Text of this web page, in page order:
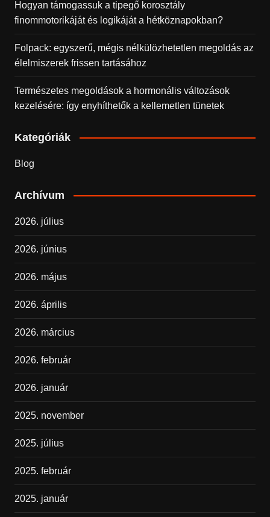
Hogyan támogassuk a tipegő korosztály
finommotorikáját és logikáját a hétköznapokban?
Folpack: egyszerű, mégis nélkülözhetetlen megoldás az
élelmiszerek frissen tartásához
Természetes megoldások a hormonális változások
kezelésére: így enyhíthetők a kellemetlen tünetek
Kategóriák
Blog
Archívum
2026. július
2026. június
2026. május
2026. április
2026. március
2026. február
2026. január
2025. november
2025. július
2025. február
2025. január